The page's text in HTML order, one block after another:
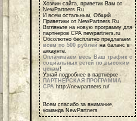
Хозяин сайта, приветик Вам от
NewPartners.Ru
И всем остальным, Общий
Приветики от NewPartners.Ru
Взгляньте на новую программу для
партнеров СРА newpartners.ru
Обсолютно бесплатно предлагаем
всем по 500 рублей на баланс в
аккаунте.
Оплачиваем весь Ваш трафик с
социальных сетей по высоким
ценам!
Узнай подробнее в партнерке -
ПАРТНЕРСКАЯ ПРОГРАММА
СРА http://newpartners.ru/
Всем спасибо за внимание,
команда NewPartners